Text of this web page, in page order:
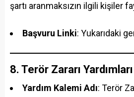
şartı aranmaksızın ilgili kişiler
Başvuru Linki: Yukarıdaki
8. Terör Zararı Yardımları
Yardım Kalemi Adı: Terör